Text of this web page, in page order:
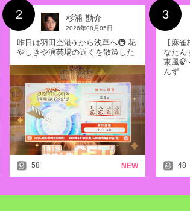
2026.01.29
「コナクレ 2
2026.01.27
「シーズンイ
2026.01.14
イラストアイ
2026.01.08
SOUND
2025.12.26
「コナクレ 1
2025.12.23
2025.12.10
e-amusement
2025.12.03
イラストアイ
杉浦 勘介
2026年08月05日
2
昨日は羽田空港✈️から浅草へ🚇 花
やしきや演芸場の近くを散策した
た！ 本日は試合前にこれから昼練
三麻入ります🀄️
58 NEW
3
【麻
なたん
東風🍃
んず
48